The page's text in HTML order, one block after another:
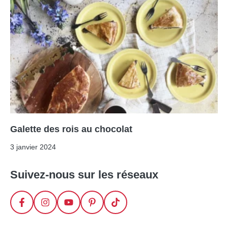
Galette des rois au chocolat
3 janvier 2024
Suivez-nous sur les réseaux